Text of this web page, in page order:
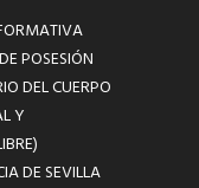
POSESIÓN
DEL CUERPO
Y
DE SEVILLA